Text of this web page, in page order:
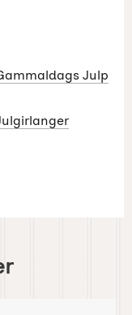
Julp